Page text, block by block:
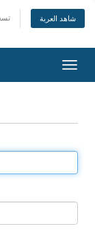
شاهد العربة